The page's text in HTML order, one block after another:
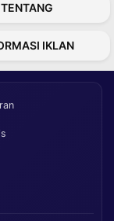
TENTANG
IKLAN